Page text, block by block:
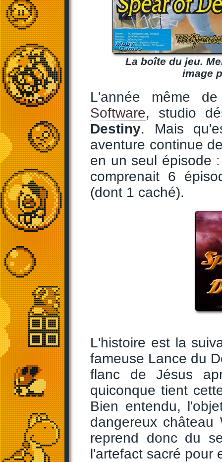
La boîte du jeu.
image
L'année même
Software, studio
Destiny. Mais
aventure continue
en un seul épisode
comprenait 6
(dont 1 caché).
L'histoire est la
fameuse Lance du
flanc de Jésus
quiconque tient
Bien entendu,
dangereux
reprend donc du
l'artefact sacré pour